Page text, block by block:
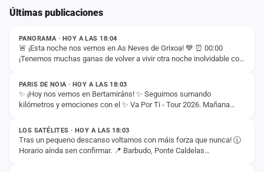
Últimas publicaciones
ESTADO
PANORAMA · HOY A LAS 18:04
🚨 ¡Esta noche nos vemos en As Neves de Grixoa! 💙 ⏰ 00:00
¡Tenemos muchas ganas de volver a vivir otra noche inolvidable con
ESTADO
PARIS DE NOIA · HOY A LAS 18:03
✨ ¡Hoy nos vemos en Bertamiráns! ✨ Seguimos sumando
kilómetros y emociones con el ✨ Va Por Ti - Tour 2026. Mañana
ESTADO
LOS SATÉLITES · HOY A LAS 18:03
Tras un pequeno descanso voltamos con máis forza que nunca! 🕦
Horario aínda sen confirmar. 📍 Barbudo, Ponte Caldelas
ESTADO